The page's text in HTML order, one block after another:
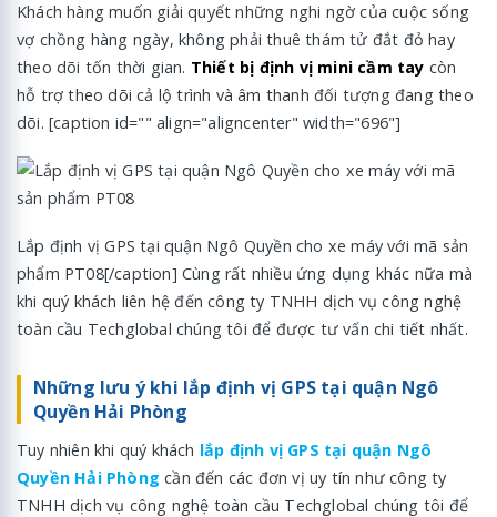
Khách hàng muốn giải quyết những nghi ngờ của cuộc sống
vợ chồng hàng ngày, không phải thuê thám tử đắt đỏ hay
theo dõi tốn thời gian. Thiết bị định vị mini cầm tay còn
hỗ trợ theo dõi cả lộ trình và âm thanh đối tượng đang theo
dõi. [caption id="" align="aligncenter" width="696"]
Lắp định vị GPS tại quận Ngô Quyền cho xe máy với mã sản
phẩm PT08[/caption] Cùng rất nhiều ứng dụng khác nữa mà
khi quý khách liên hệ đến công ty TNHH dịch vụ công nghệ
toàn cầu Techglobal chúng tôi để được tư vấn chi tiết nhất.
Những lưu ý khi lắp định vị GPS tại quận Ngô
Quyền Hải Phòng
Tuy nhiên khi quý khách lắp định vị GPS tại quận Ngô
Quyền Hải Phòng cần đến các đơn vị uy tín như công ty
TNHH dịch vụ công nghệ toàn cầu Techglobal chúng tôi để